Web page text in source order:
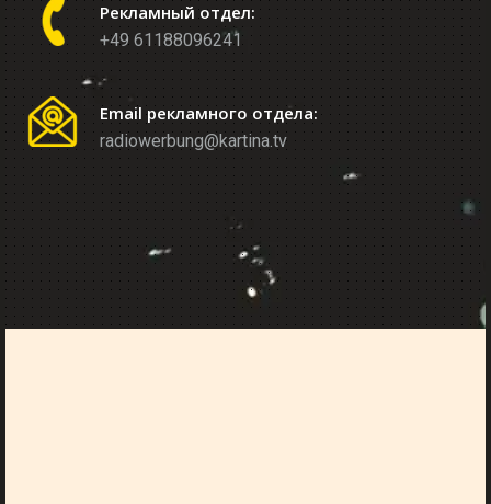
Рекламный отдел:
+49 61188096241
Email рекламного отдела:
radiowerbung@kartina.tv